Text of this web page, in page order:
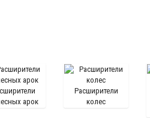
арок
Расширители
колес